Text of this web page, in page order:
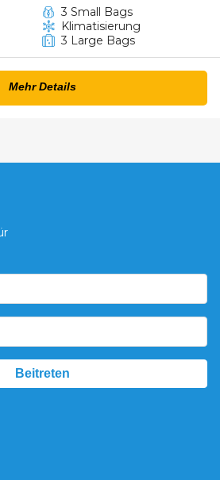
3 Small Bags
Klimatisierung
3 Large Bags
Mehr Details